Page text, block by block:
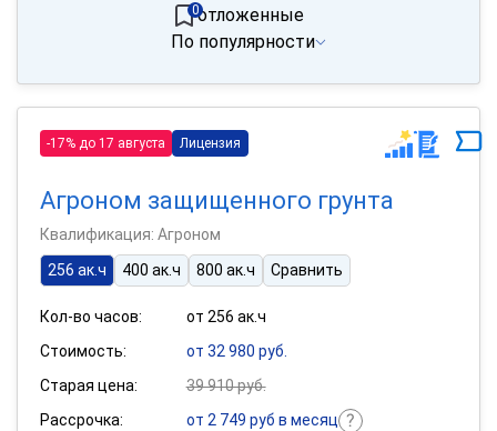
отложенные
0
По популярности
-17% до 17 августа Лицензия
Агроном защищенного грунта
Квалификация: Агроном
256 ак.ч
400 ак.ч 800 ак.ч Сравнить
Кол-во часов:
от 256 ак.ч
Стоимость:
от 32 980 руб.
Старая цена:
39 910 руб.
Рассрочка:
от 2 749 руб в месяц